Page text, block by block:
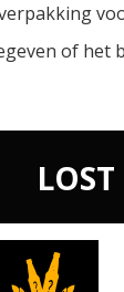
of het